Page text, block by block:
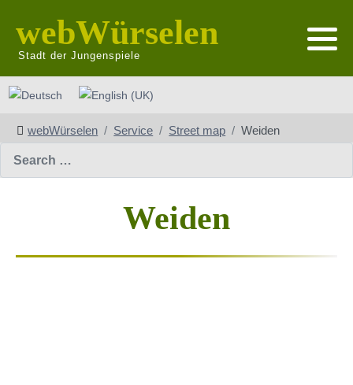
webWürselen
Stadt der Jungenspiele
Select your language
webWürselen Service Street map Weiden
Weiden